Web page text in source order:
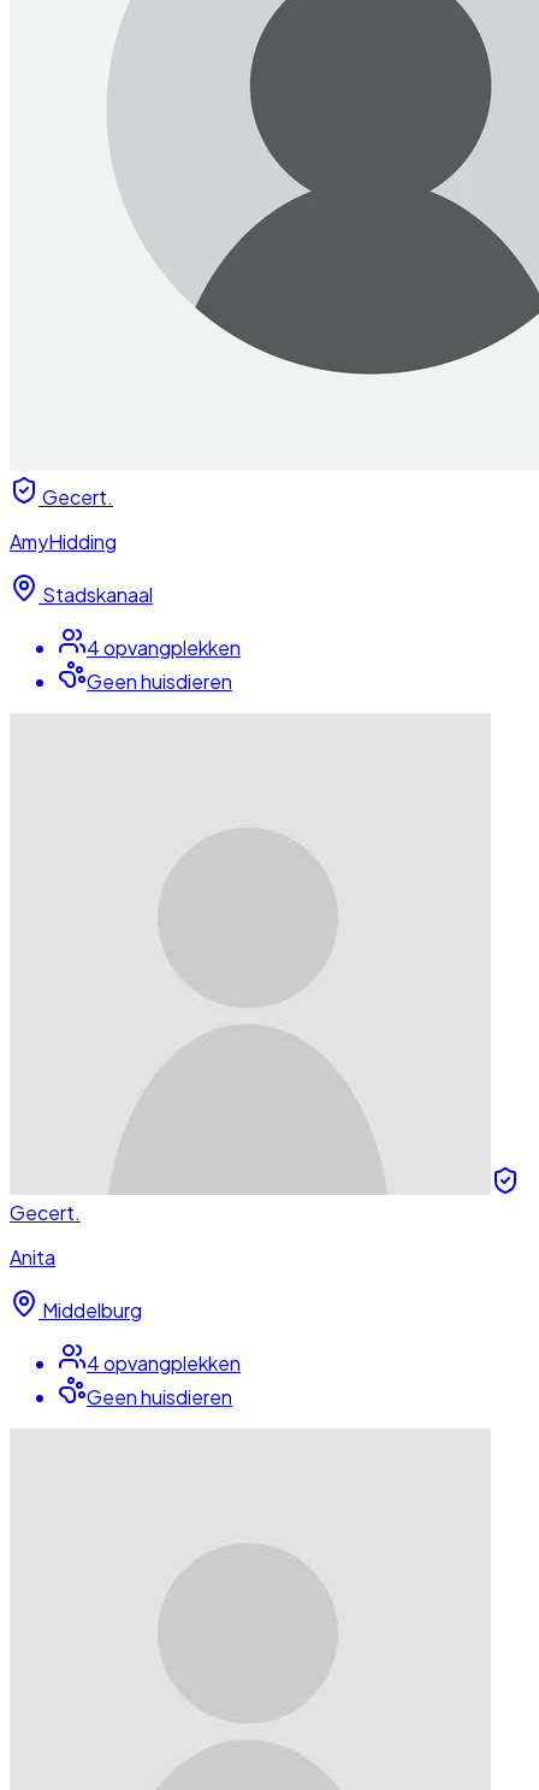
Gecert.
AmyHidding
Stadskanaal
4opvangplekken
Geen huisdieren
Gecert.
Anita
Middelburg
4opvangplekken
Geen huisdieren